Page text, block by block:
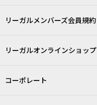
リーガルメンバーズ会員規約
リーガルオンラインショップ
コーポレート